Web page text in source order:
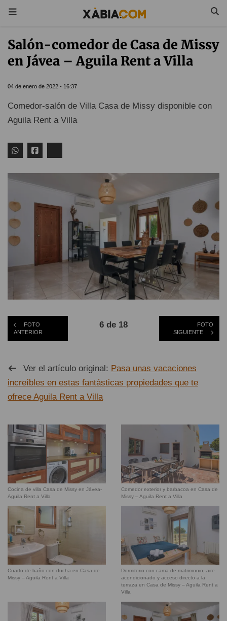
Salón-comedor de Casa de Missy
en Jávea – Aguila Rent a Villa
04 de enero de 2022 - 16:37
Comedor-salón de Villa Casa de Missy disponible con
Aguila Rent a Villa
FOTO
ANTERIOR
6 de 18
FOTO
SIGUIENTE
Ver el artículo original: Pasa unas vacaciones
increíbles en estas fantásticas propiedades que te
ofrece Aguila Rent a Villa
Cocina de villa Casa de Missy en Jávea-
Aguila Rent a Villa
Comedor exterior y barbacoa en Casa de
Missy – Aguila Rent a Villa
Cuarto de baño con ducha en Casa de
Missy – Aguila Rent a Villa
Dormitorio con cama de matrimonio, aire
acondicionado y acceso directo a la
terraza en Casa de Missy – Aguila Rent a
Villa